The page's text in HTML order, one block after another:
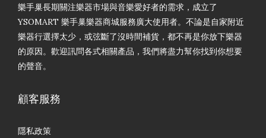
樂手巢長期關注樂器市場與音樂愛好者的需求，成立了
YSOMART 樂手巢樂器商城服務廣大使用者。不論是自家附近
樂器行選擇太少，或弦斷了沒時間補貨，都不再是你放下樂器
的原因。歡迎訊問各式相關產品，我們將盡力幫你找到你想要
的聲音。
顧客服務
隱私政策